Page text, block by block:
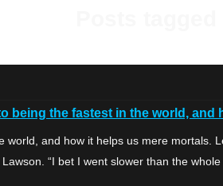
being the fastest in the world, and
and how it helps us mere mortals.
“I bet I went slower than the whole